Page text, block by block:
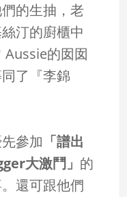
的生抽，老
汀的廚櫃中
Aussie的囡囡
了『李錦
參加 「譜出
大激鬥」 的
還可跟他們